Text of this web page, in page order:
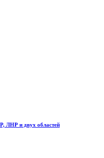
ЛНР и двух областей